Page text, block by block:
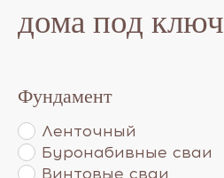
дома под ключ
Фундамент
Ленточный
Буронабивные сваи
Винтовые сваи